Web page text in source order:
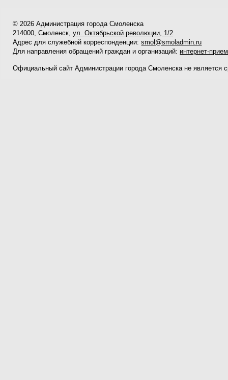
© 2026 Администрация города Смоленска
214000, Смоленск,ул. Октябрьской революции, 1/2
Адрес для служебной корреспонденции:smol@smoladmin.ru
Для направления обращений граждан и организаций: интернет-
Официальный сайт Администрации города Смоленска не является